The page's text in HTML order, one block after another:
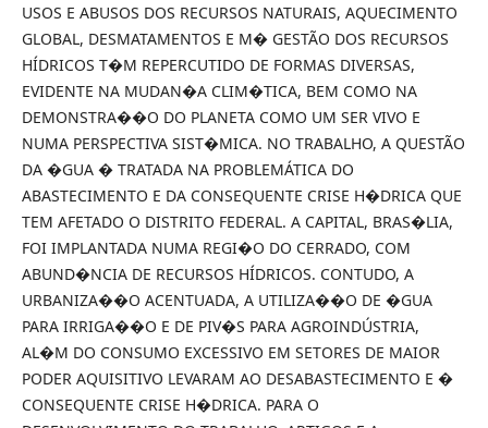
USOS E ABUSOS DOS RECURSOS NATURAIS, AQUECIMENTO
GLOBAL, DESMATAMENTOS E M� GESTÃO DOS RECURSOS
HÍDRICOS T�M REPERCUTIDO DE FORMAS DIVERSAS,
EVIDENTE NA MUDAN�A CLIM�TICA, BEM COMO NA
DEMONSTRA��O DO PLANETA COMO UM SER VIVO E
NUMA PERSPECTIVA SIST�MICA. NO TRABALHO, A QUESTÃO
DA �GUA � TRATADA NA PROBLEMÁTICA DO
ABASTECIMENTO E DA CONSEQUENTE CRISE H�DRICA QUE
TEM AFETADO O DISTRITO FEDERAL. A CAPITAL, BRAS�LIA,
FOI IMPLANTADA NUMA REGI�O DO CERRADO, COM
ABUND�NCIA DE RECURSOS HÍDRICOS. CONTUDO, A
URBANIZA��O ACENTUADA, A UTILIZA��O DE �GUA
PARA IRRIGA��O E DE PIV�S PARA AGROINDÚSTRIA,
AL�M DO CONSUMO EXCESSIVO EM SETORES DE MAIOR
PODER AQUISITIVO LEVARAM AO DESABASTECIMENTO E �
CONSEQUENTE CRISE H�DRICA. PARA O